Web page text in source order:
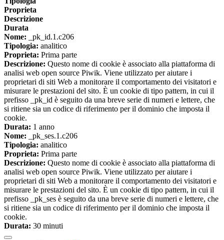
Proprieta
Descrizione
Durata
Nome: _pk_id.1.c206
Tipologia: analitico
Proprieta: Prima parte
Descrizione: Questo nome di cookie è associato alla piattaforma di
analisi web open source Piwik. Viene utilizzato per aiutare i
proprietari di siti Web a monitorare il comportamento dei visitatori e
misurare le prestazioni del sito. È un cookie di tipo pattern, in cui il
prefisso _pk_id è seguito da una breve serie di numeri e lettere, che
si ritiene sia un codice di riferimento per il dominio che imposta il
cookie.
Durata: 1 anno
Nome: _pk_ses.1.c206
Tipologia: analitico
Proprieta: Prima parte
Descrizione: Questo nome di cookie è associato alla piattaforma di
analisi web open source Piwik. Viene utilizzato per aiutare i
proprietari di siti Web a monitorare il comportamento dei visitatori e
misurare le prestazioni del sito. È un cookie di tipo pattern, in cui il
prefisso _pk_ses è seguito da una breve serie di numeri e lettere, che
si ritiene sia un codice di riferimento per il dominio che imposta il
cookie.
Durata: 30 minuti